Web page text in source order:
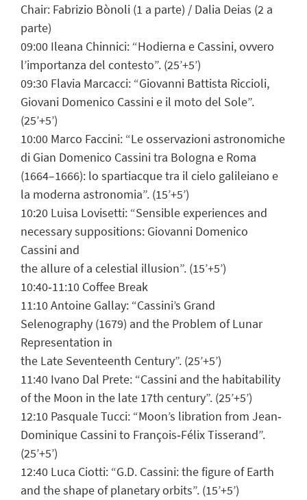
Chair: Fabrizio Bònoli (1 a parte) / Dalia Deias (2 a
parte)
09:00 Ileana Chinnici: “Hodierna e Cassini, ovvero
l’importanza del contesto”. (25’+5’)
09:30 Flavia Marcacci: “Giovanni Battista Riccioli,
Giovani Domenico Cassini e il moto del Sole”.
(25’+5’)
10:00 Marco Faccini: “Le osservazioni astronomiche
di Gian Domenico Cassini tra Bologna e Roma
(1664–1666): lo spartiacque tra il cielo galileiano e
la moderna astronomia”. (15’+5’)
10:20 Luisa Lovisetti: “Sensible experiences and
necessary suppositions: Giovanni Domenico
Cassini and
the allure of a celestial illusion”. (15’+5’)
10:40‐11:10 Coffee Break
11:10 Antoine Gallay: “Cassini’s Grand
Selenography (1679) and the Problem of Lunar
Representation in
the Late Seventeenth Century”. (25’+5’)
11:40 Ivano Dal Prete: “Cassini and the habitability
of the Moon in the late 17th century”. (25’+5’)
12:10 Pasquale Tucci: “Moon’s libration from Jean‐
Dominique Cassini to François‐Félix Tisserand”.
(25’+5’)
12:40 Luca Ciotti: “G.D. Cassini: the figure of Earth
and the shape of planetary orbits”. (15’+5’)